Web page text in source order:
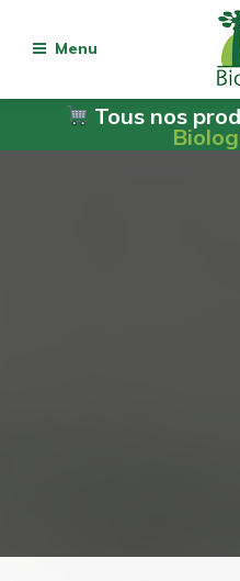
Tous nos
Menu